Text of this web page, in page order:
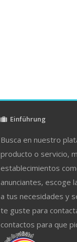
Einführung
Busca en nuestro
producto o servicio,
establecimientos
anunciantes, escoge
a tus necesidades y
te guste para
contactos para que